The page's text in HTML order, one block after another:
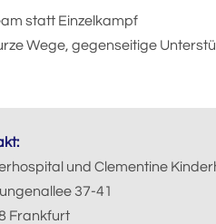
statt Einzelkampf
Wege, gegenseitige
und Clementine
37-41
Frankfurt